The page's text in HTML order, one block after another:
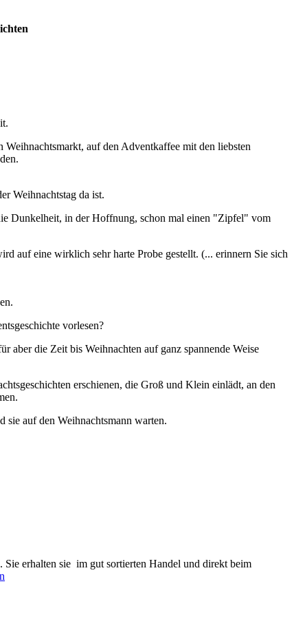
auf den Adventkaffee mit den liebsten
Weihnachtstag da ist.
Dunkelheit, in der Hoffnung, schon mal einen "Zipfel" vom
auf eine wirklich sehr harte Probe gestellt. (... erinnern Sie sich
vorlesen?
aber die Zeit bis Weihnachten auf ganz spannende Weise
erschienen, die Groß und Klein einlädt, an den
sie auf den Weihnachtsmann warten.
erhalten sie im gut sortierten Handel und direkt beim